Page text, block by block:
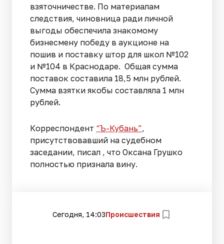
взяточничестве. По материалам
следствия, чиновница ради личной
выгоды обеспечила знакомому
бизнесмену победу в аукционе на
пошив и поставку штор для школ №102
и №104 в Краснодаре. Общая сумма
поставок составила 18,5 млн рублей.
Сумма взятки якобы составляла 1 млн
рублей.
Корреспондент “Ъ-Кубань”,
присутствовавший на судебном
заседании, писал , что Оксана Грушко
полностью признала вину.
Сегодня, 14:03Происшествия